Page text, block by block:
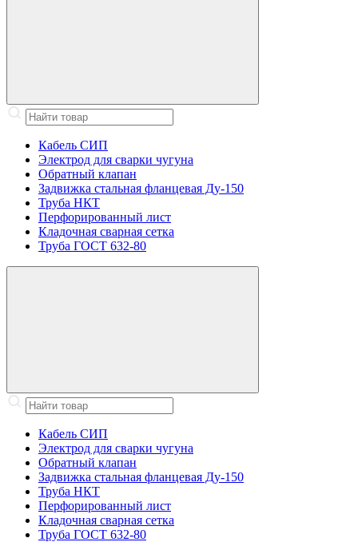
Кабель СИП
Электрод для сварки чугуна
Обратный клапан
Задвижка стальная фланцевая Ду-150
Труба НКТ
Перфорированный лист
Кладочная сварная сетка
Труба ГОСТ 632-80
Кабель СИП
Электрод для сварки чугуна
Обратный клапан
Задвижка стальная фланцевая Ду-150
Труба НКТ
Перфорированный лист
Кладочная сварная сетка
Труба ГОСТ 632-80